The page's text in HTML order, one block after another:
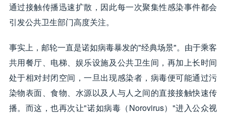
通过接触传播迅速扩散，因此每一次聚集性感染事件都会
引发公共卫生部门高度关注。
事实上，邮轮一直是诺如病毒暴发的"经典场景"。由于乘客
共用餐厅、电梯、娱乐设施及公共卫生间，再加上长时间
处于相对封闭空间，一旦出现感染者，病毒便可能通过污
染物表面、食物、水源以及人与人之间的直接接触快速传
播。而这，也再次让"诺如病毒（Norovirus）"进入公众视